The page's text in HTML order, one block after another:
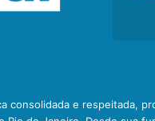
consolidada e respeitada,